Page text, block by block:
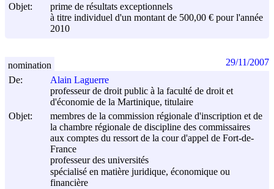
Objet:
prime de résultats exceptionnels
à titre individuel d'un montant de 500,00 € pour l'année
2010
De:
Alain Laguerre
professeur de droit public à la faculté de droit et
d'économie de la Martinique, titulaire
Objet:
membres de la commission régionale d'inscription et de
la chambre régionale de discipline des commissaires
aux comptes du ressort de la cour d'appel de Fort-de-
France
professeur des universités
spécialisé en matière juridique, économique ou
financière
nomination 29/11/2007